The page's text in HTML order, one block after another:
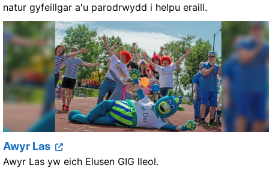
natur gyfeillgar a'u parodrwydd i helpu eraill.
Awyr Las
Awyr Las yw eich Elusen GIG lleol.